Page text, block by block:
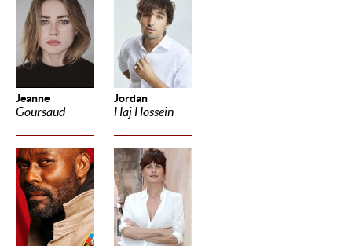
Jeanne
Goursaud
Jordan
Haj Hossein